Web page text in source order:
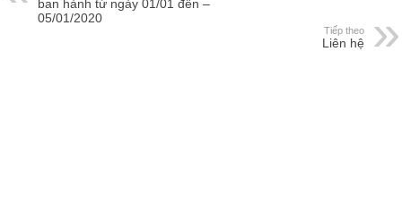
ban hành từ ngày 01/01 đến –
05/01/2020
Tiếp theo
Liên hệ